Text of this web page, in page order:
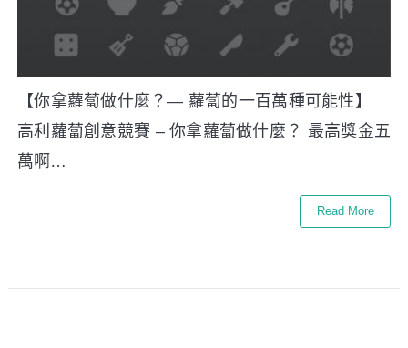
【你拿蘿蔔做什麼？— 蘿蔔的一百萬種可能性】
高利蘿蔔創意競賽 – 你拿蘿蔔做什麼？ 最高獎金五
萬啊…
Read More